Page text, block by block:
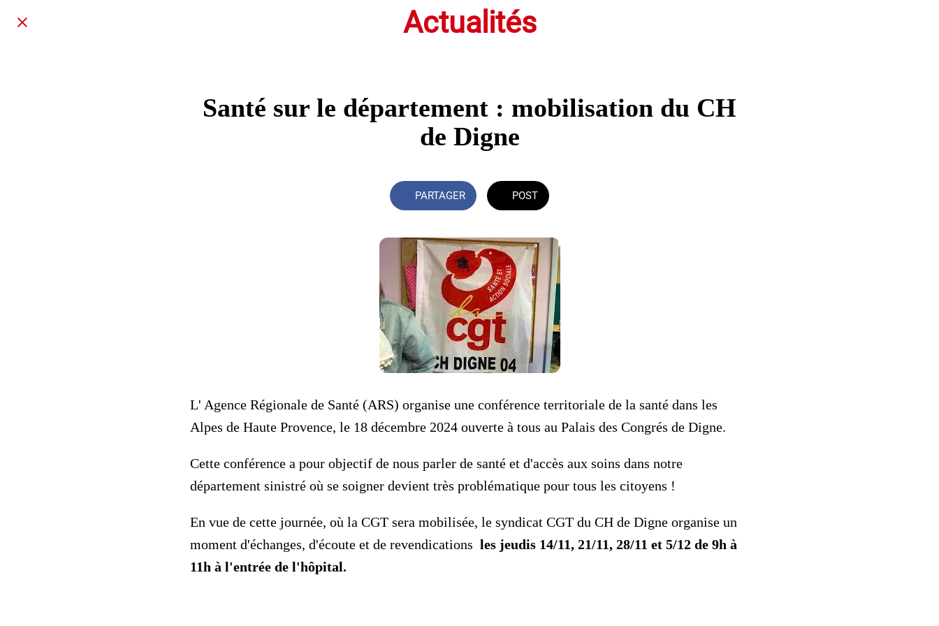
Actualités
Santé sur le département : mobilisation du CH
de Digne
PARTAGER POST
L' Agence Régionale de Santé (ARS) organise une conférence territoriale de la santé dans les
Alpes de Haute Provence, le 18 décembre 2024 ouverte à tous au Palais des Congrés de Digne.
Cette conférence a pour objectif de nous parler de santé et d'accès aux soins dans notre
département sinistré où se soigner devient très problématique pour tous les citoyens !
En vue de cette journée, où la CGT sera mobilisée, le syndicat CGT du CH de Digne organise un
moment d'échanges, d'écoute et de revendications les jeudis 14/11, 21/11, 28/11 et 5/12 de 9h à
11h à l'entrée de l'hôpital.